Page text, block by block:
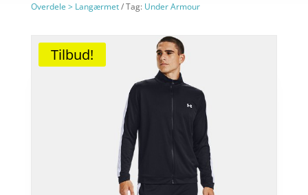
Overdele > Langærmet
Tag: Under Armour
Tilbud!